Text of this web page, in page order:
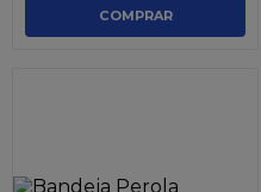
COMPRAR